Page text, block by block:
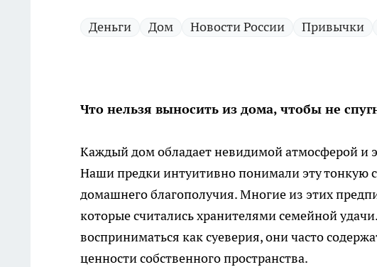
Деньги Дом Новости России Привычки
Что нельзя выносить из дома, чтобы не
Каждый дом обладает невидимой атмосферой и
Наши предки интуитивно понимали эту тонкую
домашнего благополучия. Многие из этих
которые считались хранителями семейной
восприниматься как суеверия, они часто
ценности собственного пространства.